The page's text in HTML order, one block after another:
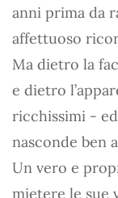
anni prima da
affettuoso
Ma dietro la
e dietro
ricchissimi -
nasconde ben
Un vero e
mietere le sue